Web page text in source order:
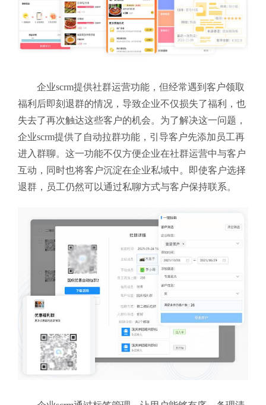
企业scrm提供社群运营功能，但经常遇到客户领取
福利后即刻退群的情况，导致企业不仅损失了福利，也
失去了再次触达这些客户的机会。为了解决这一问题，
企业scrm提供了自动拉群功能，引导客户先添加员工再
进入群聊。这一功能不仅方便企业在社群运营中与客户
互动，同时也将客户沉淀在企业私域中。即使客户选择
退群，员工仍然可以通过私聊方式与客户保持联系。